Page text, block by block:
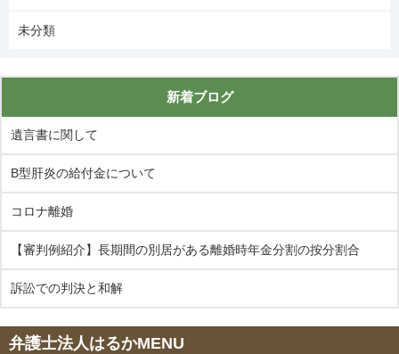
未分類
新着ブログ
遺言書に関して
B型肝炎の給付金について
コロナ離婚
【審判例紹介】長期間の別居がある離婚時年金分割の按分割合
訴訟での判決と和解
弁護士法人はるかMENU